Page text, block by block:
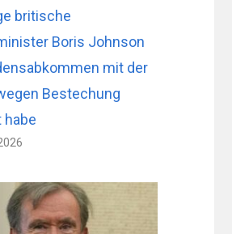
britische
Boris Johnson
mit der
Bestechung
habe